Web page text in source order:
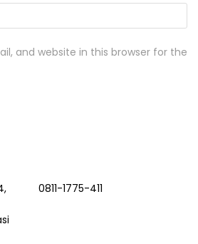
and website in this browser for the
0811-1775-411